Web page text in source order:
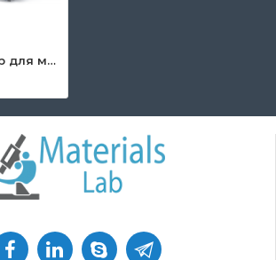
Піч - утилізатор для медичних і небезпечних відходів